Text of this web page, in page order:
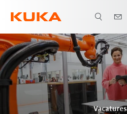
Vacatures